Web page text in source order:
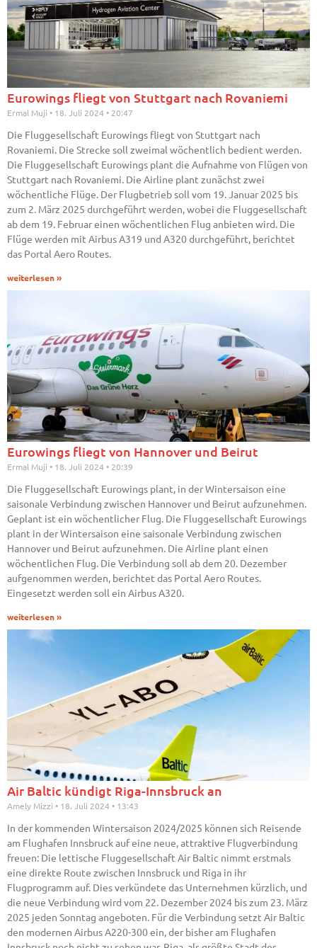
Eurowings fliegt von Stuttgart nach Rovaniemi
Ermal Muji 18. Juli 2024 20:47
Die Fluggesellschaft Eurowings fliegt von Stuttgart nach
Rovaniemi. Die Strecke soll zweimal wöchentlich bedient werden.
Die Fluggesellschaft Eurowings plant die Aufnahme von Flügen von
Stuttgart nach Rovaniemi. Die Airline plant zunächst zwei
wöchentliche Flüge. Der Flugbetrieb soll vom 19. Januar 2025 bis
zum 2. März 2025 durchgeführt werden, wobei die Fluggesellschaft
ab dem 19. Februar einen wöchentlichen Flug anbieten wird. Die
Flüge werden mit Airbus A319 und A320 durchgeführt, berichtet
das Portal Aero Routes.
weiterlesen »
Eurowings fliegt von Hannover und Beirut
Ermal Muji 18. Juli 2024 20:39
Die Fluggesellschaft Eurowings plant, in der Wintersaison eine
saisonale Verbindung zwischen Hannover und Beirut aufzunehmen.
Geplant ist ein wöchentlicher Flug. Die Fluggesellschaft Eurowings
plant in der Wintersaison eine saisonale Verbindung zwischen
Hannover und Beirut aufzunehmen. Die Airline plant einen
wöchentlichen Flug. Die Verbindung soll ab dem 20. Dezember
aufgenommen werden, berichtet das Portal Aero Routes.
Eingesetzt werden soll ein Airbus A320.
weiterlesen »
Air Baltic kündigt Riga-Innsbruck an
Amely Mizzi 18. Juli 2024 13:43
In der kommenden Wintersaison 2024/2025 können sich Reisende
am Flughafen Innsbruck auf eine neue, attraktive Flugverbindung
freuen: Die lettische Fluggesellschaft Air Baltic nimmt erstmals
eine direkte Route zwischen Innsbruck und Riga in ihr
Flugprogramm auf. Dies verkündete das Unternehmen kürzlich, und
die neue Verbindung wird vom 22. Dezember 2024 bis zum 23. März
2025 jeden Sonntag angeboten. Für die Verbindung setzt Air Baltic
den modernen Airbus A220-300 ein, der bisher am Flughafen